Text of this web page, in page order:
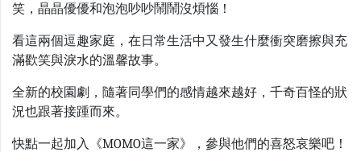
笑，晶晶優優和泡泡吵吵鬧鬧沒煩惱！
看這兩個逗趣家庭，在日常生活中又發生什麼衝突磨擦與充
滿歡笑與淚水的溫馨故事。
全新的校園劇，隨著同學們的感情越來越好，千奇百怪的狀
況也跟著接踵而來。
快點一起加入《MOMO這一家》，參與他們的喜怒哀樂吧！